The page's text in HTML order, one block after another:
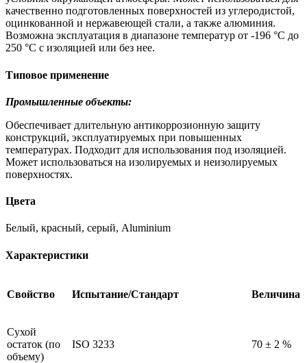
качественно подготовленных поверхностей из углеродистой,
оцинкованной и нержавеющей стали, а также алюминия.
Возможна эксплуатация в диапазоне температур от -196 °C до
250 °C с изоляцией или без нее.
Типовое применение
Промышленные объекты:
Обеспечивает длительную антикоррозионную защиту
конструкций, эксплуатируемых при повышенных
температурах. Подходит для использования под изоляцией.
Может использоваться на изолируемых и неизолируемых
поверхностях.
Цвета
Белый, красный, серый, Aluminium
Характеристики
Свойство Испытание/Стандарт Величина
Сухой
остаток (по
объему)
ISO 3233 70 ± 2 %